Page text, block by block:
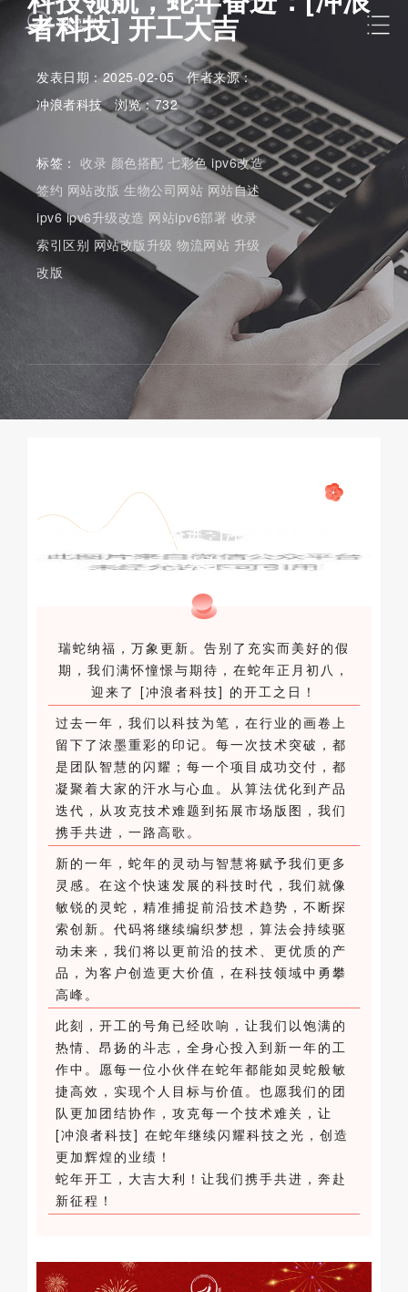
者科技] 开工大吉
发表日期：2025-02-05 作者来源：
冲浪者科技 浏览：732
标签： 收录 颜色搭配 七彩色 ipv6改造
签约 网站改版 生物公司网站 网站自述
ipv6 ipv6升级改造 网站ipv6部署 收录
索引区别 网站改版升级 物流网站 升级
改版
科技领航，蛇年奋进：[冲浪者科技] 开工
大吉
瑞蛇纳福，万象更新。告别了充实而美好的假
期，我们满怀憧憬与期待，在蛇年正月初八，
迎来了 [冲浪者科技] 的开工之日！
过去一年，我们以科技为笔，在行业的画卷上
留下了浓墨重彩的印记。每一次技术突破，都
是团队智慧的闪耀；每一个项目成功交付，都
凝聚着大家的汗水与心血。从算法优化到产品
迭代，从攻克技术难题到拓展市场版图，我们
携手共进，一路高歌。
新的一年，蛇年的灵动与智慧将赋予我们更多
灵感。在这个快速发展的科技时代，我们就像
敏锐的灵蛇，精准捕捉前沿技术趋势，不断探
索创新。代码将继续编织梦想，算法会持续驱
动未来，我们将以更前沿的技术、更优质的产
品，为客户创造更大价值，在科技领域中勇攀
高峰。
此刻，开工的号角已经吹响，让我们以饱满的
热情、昂扬的斗志，全身心投入到新一年的工
作中。愿每一位小伙伴在蛇年都能如灵蛇般敏
捷高效，实现个人目标与价值。也愿我们的团
队更加团结协作，攻克每一个技术难关，让
[冲浪者科技] 在蛇年继续闪耀科技之光，创造
更加辉煌的业绩！
蛇年开工，大吉大利！让我们携手共进，奔赴
新征程！